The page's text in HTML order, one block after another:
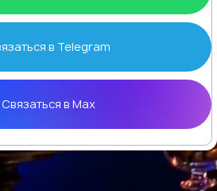
в Telegram
Связаться вMax